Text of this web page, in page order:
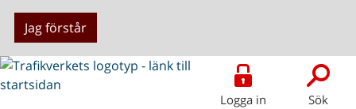
Jag förstår
Logga in Sök